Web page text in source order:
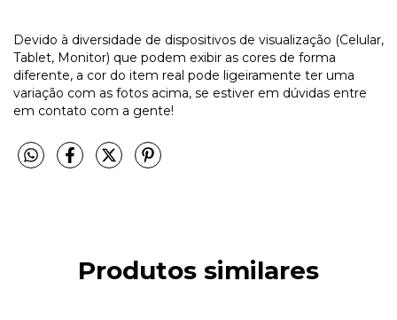
Devido à diversidade de dispositivos de visualização (Celular,
Tablet, Monitor) que podem exibir as cores de forma
diferente, a cor do item real pode ligeiramente ter uma
variação com as fotos acima, se estiver em dúvidas entre
em contato com a gente!
Produtos similares